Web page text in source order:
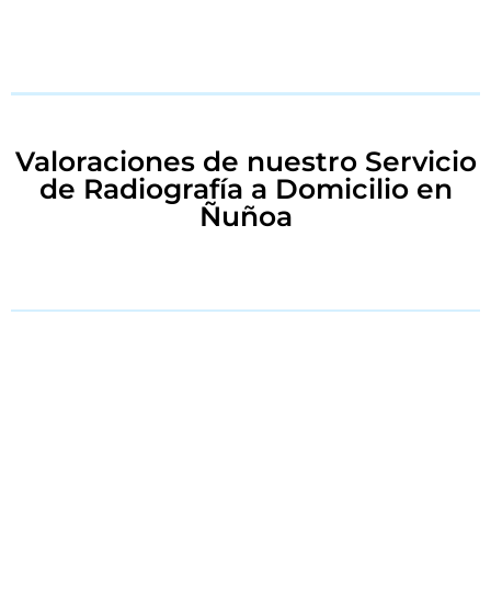
Valoraciones de nuestro Servicio
de Radiografía a Domicilio en
Ñuñoa